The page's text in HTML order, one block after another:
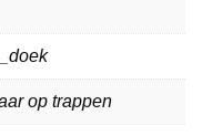
op trappen